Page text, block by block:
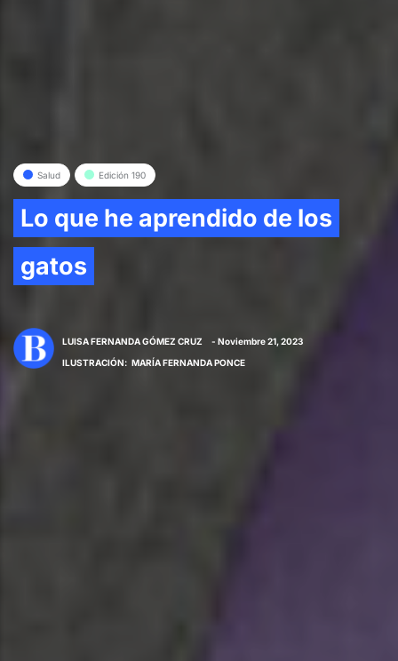
Salud Edición 190
Lo que he aprendido de los
gatos
LUISA FERNANDA GÓMEZ CRUZ
- Noviembre 21, 2023
ILUSTRACIÓN: MARÍA FERNANDA PONCE